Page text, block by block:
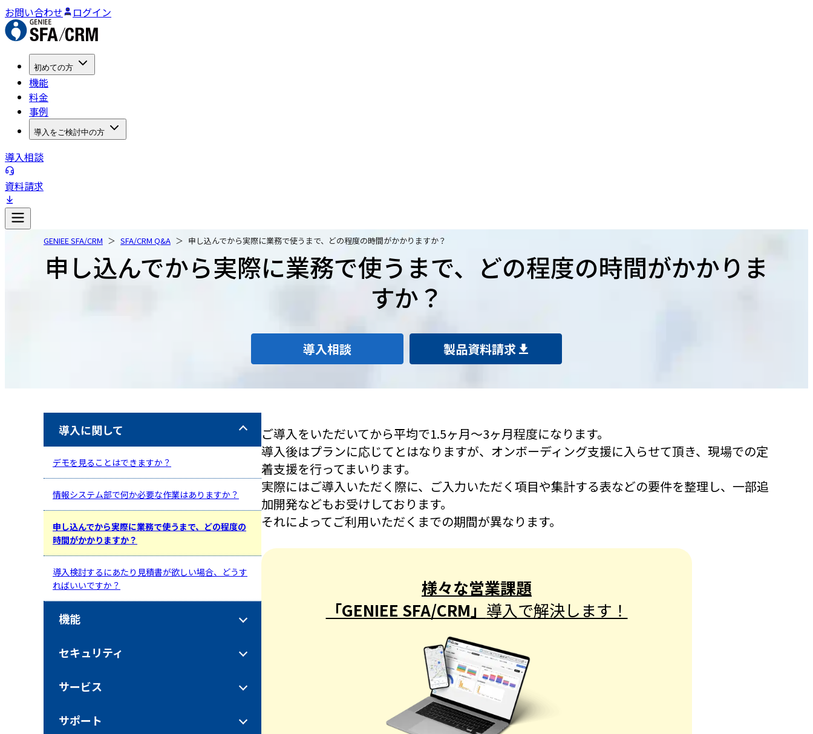
お問い合わせ ログイン
初めての方
機能
料金
事例
導入をご検討中の方
導入相談
資料請求
GENIEE SFA/CRM SFA/CRM Q&A 申し込んでから実際に業務で使うまで、どの程度の時間がかかりますか？
申し込んでから実際に業務で使うまで、どの程度の時間がかかりま
すか？
導入相談 製品資料請求
導入に関して
デモを見ることはできますか？
情報システム部で何か必要な作業はありますか？
申し込んでから実際に業務で使うまで、どの程度の
時間がかかりますか？
導入検討するにあたり見積書が欲しい場合、どうす
ればいいですか？
機能
セキュリティ
サービス
サポート
ご導入をいただいてから平均で1.5ヶ月～3ヶ月程度になります。
導入後はプランに応じてとはなりますが、オンボーディング支援に入らせて頂き、現場での定
着支援を行ってまいります。
実際にはご導入いただく際に、ご入力いただく項目や集計する表などの要件を整理し、一部追
加開発などもお受けしております。
それによってご利用いただくまでの期間が異なります。
様々な営業課題
「GENIEE SFA/CRM」 導入で解決します！